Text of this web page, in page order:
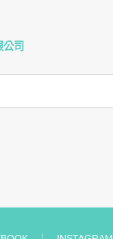
司